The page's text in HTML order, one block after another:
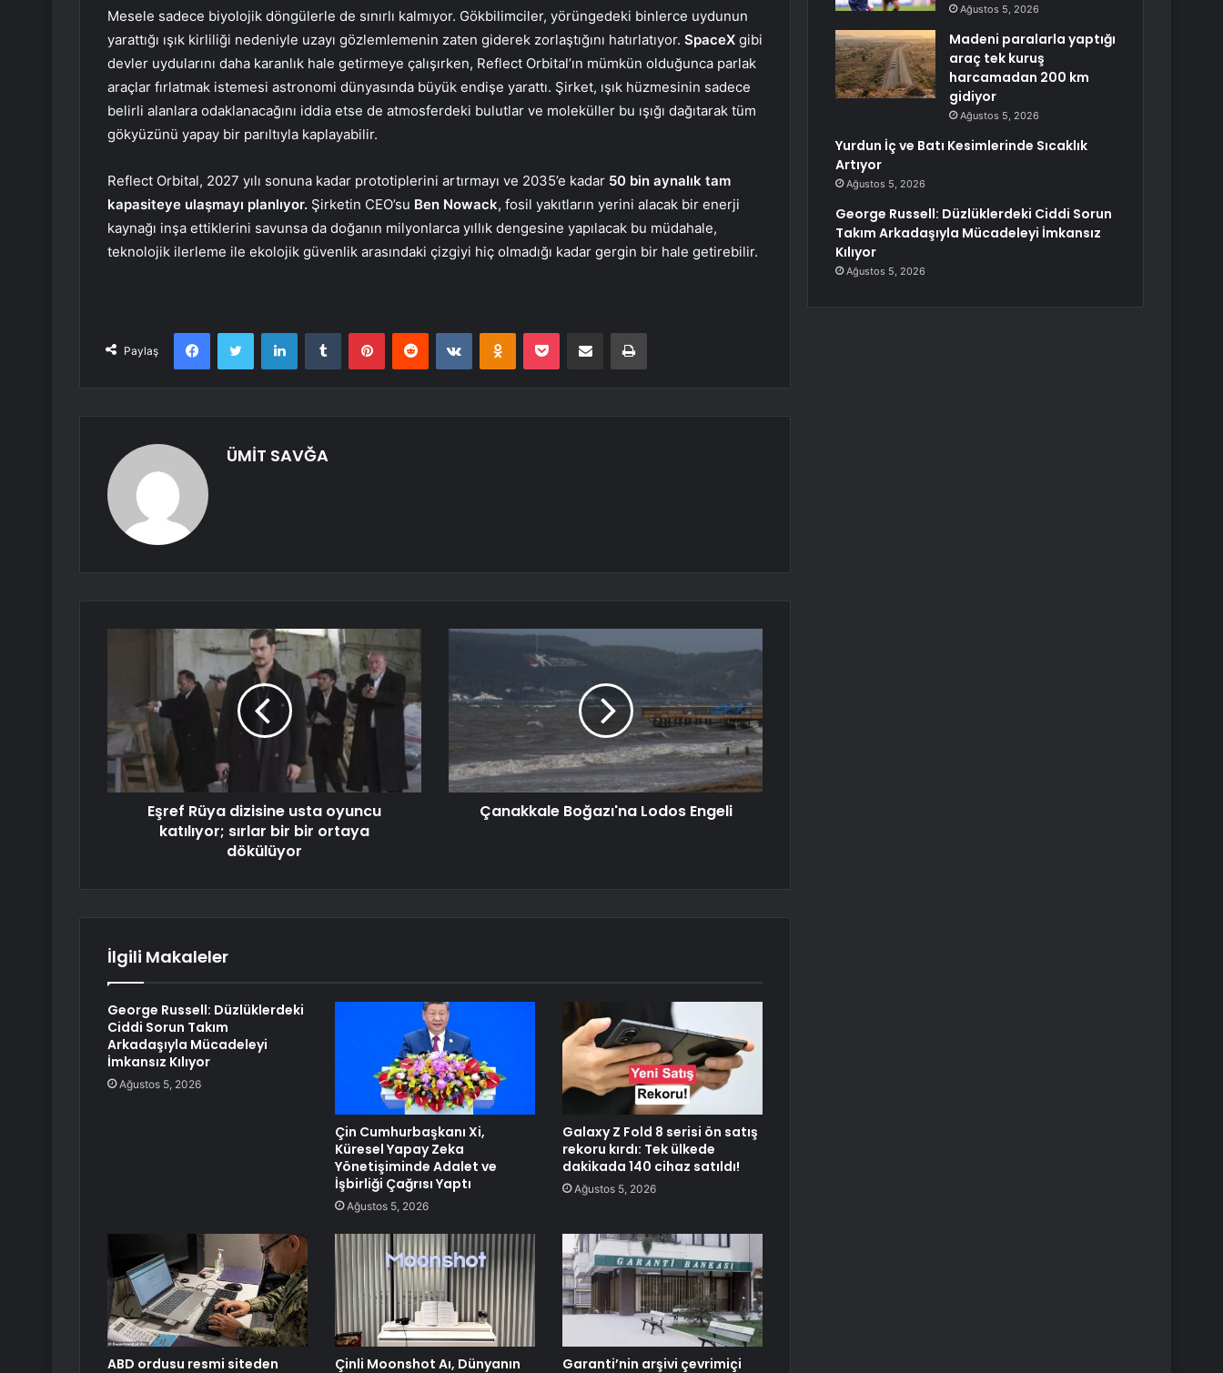
Mesele sadece biyolojik döngülerle de sınırlı kalmıyor. Gökbilimciler, yörüngedeki binlerce uydunun
yarattığı ışık kirliliği nedeniyle uzayı gözlemlemenin zaten giderek zorlaştığını hatırlatıyor. SpaceX gibi
devler uydularını daha karanlık hale getirmeye çalışırken, Reflect Orbital’ın mümkün olduğunca parlak
araçlar fırlatmak istemesi astronomi dünyasında büyük endişe yarattı. Şirket, ışık hüzmesinin sadece
belirli alanlara odaklanacağını iddia etse de atmosferdeki bulutlar ve moleküller bu ışığı dağıtarak tüm
gökyüzünü yapay bir parıltıyla kaplayabilir.
Reflect Orbital, 2027 yılı sonuna kadar prototiplerini artırmayı ve 2035’e kadar 50 bin aynalık tam
kapasiteye ulaşmayı planlıyor. Şirketin CEO’su Ben Nowack, fosil yakıtların yerini alacak bir enerji
kaynağı inşa ettiklerini savunsa da doğanın milyonlarca yıllık dengesine yapılacak bu müdahale,
teknolojik ilerleme ile ekolojik güvenlik arasındaki çizgiyi hiç olmadığı kadar gergin bir hale getirebilir.
Paylaş
FacebookTwitter LinkedInTumblr PinterestReddit VKontakteOdnoklassniki
Pocket E-Posta ile paylaş Yazdır
ÜMİT SAVĞA
Eşref Rüya dizisine usta oyuncu
katılıyor; sırlar bir bir ortaya
dökülüyor
Çanakkale Boğazı'na Lodos Engeli
İlgili Makaleler
George Russell: Düzlüklerdeki
Ciddi Sorun Takım
Arkadaşıyla Mücadeleyi
İmkansız Kılıyor
Ağustos 5, 2026
Çin Cumhurbaşkanı Xi,
Küresel Yapay Zeka
Yönetişiminde Adalet ve
İşbirliği Çağrısı Yaptı
Ağustos 5, 2026
Galaxy Z Fold 8 serisi ön satış
rekoru kırdı: Tek ülkede
dakikada 140 cihaz satıldı!
Ağustos 5, 2026
ABD ordusu resmi siteden
Çinli Moonshot Aı, Dünyanın
Garanti’nin arşivi çevrimiçi
Ağustos 5, 2026
Madeni paralarla yaptığı
araç tek kuruş
harcamadan 200 km
gidiyor
Ağustos 5, 2026
Yurdun İç ve Batı Kesimlerinde Sıcaklık
Artıyor
Ağustos 5, 2026
George Russell: Düzlüklerdeki Ciddi Sorun
Takım Arkadaşıyla Mücadeleyi İmkansız
Kılıyor
Ağustos 5, 2026